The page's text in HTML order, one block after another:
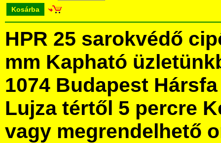
Kosárba
HPR 25 sarokvédő
mm Kapható
1074 Budapest
Lujza tértől 5 percre
vagy megrendelhető